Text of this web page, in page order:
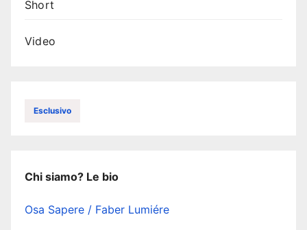
Short
Video
Esclusivo
Chi siamo? Le bio
Osa Sapere / Faber Lumiére